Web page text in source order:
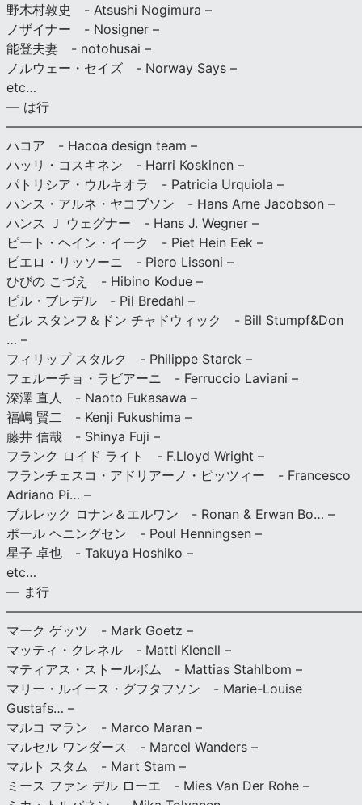
野木村敦史 - Atsushi Nogimura –
ノザイナー - Nosigner –
能登夫妻 - notohusai –
ノルウェー・セイズ - Norway Says –
etc…
— は行
ハコア - Hacoa design team –
ハッリ・コスキネン - Harri Koskinen –
パトリシア・ウルキオラ - Patricia Urquiola –
ハンス・アルネ・ヤコブソン - Hans Arne Jacobson –
ハンス Ｊ ウェグナー - Hans J. Wegner –
ピート・ヘイン・イーク - Piet Hein Eek –
ピエロ・リッソーニ - Piero Lissoni –
ひびの こづえ - Hibino Kodue –
ピル・ブレデル - Pil Bredahl –
ビル スタンフ＆ドン チャドウィック - Bill Stumpf&Don
… –
フィリップ スタルク - Philippe Starck –
フェルーチョ・ラビアーニ - Ferruccio Laviani –
深澤 直人 - Naoto Fukasawa –
福嶋 賢二 - Kenji Fukushima –
藤井 信哉 - Shinya Fuji –
フランク ロイド ライト - F.Lloyd Wright –
フランチェスコ・アドリアーノ・ピッツィー - Francesco
Adriano Pi… –
ブルレック ロナン＆エルワン - Ronan & Erwan Bo… –
ポール ヘニングセン - Poul Henningsen –
星子 卓也 - Takuya Hoshiko –
etc…
— ま行
マーク ゲッツ - Mark Goetz –
マッティ・クレネル - Matti Klenell –
マティアス・ストールボム - Mattias Stahlbom –
マリー・ルイース・グフタフソン - Marie-Louise
Gustafs… –
マルコ マラン - Marco Maran –
マルセル ワンダース - Marcel Wanders –
マルト スタム - Mart Stam –
ミース ファン デル ローエ - Mies Van Der Rohe –